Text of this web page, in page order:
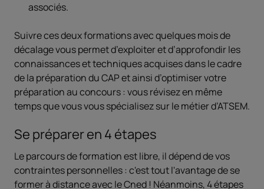
associés.
Suivre ces deux formations avec quelques mois de
décalage vous permet d’exploiter et d’approfondir les
connaissances et techniques acquises dans le cadre
de la préparation du CAP et ainsi d’optimiser votre
préparation au concours : vous révisez en même
temps que vous vous spécialisez sur le métier d’ATSEM.
Se préparer en 4 étapes
Le parcours de formation est libre, il dépend de vos
contraintes personnelles : c'est tout l'avantage de se
former à distance avec le Cned ! Néanmoins, 4 étapes